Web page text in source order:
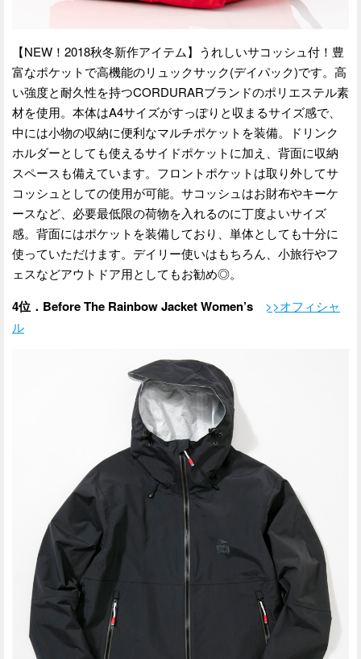
【NEW！2018秋冬新作アイテム】うれしいサコッシュ付！豊
富なポケットで高機能のリュックサック(デイパック)です。高
い強度と耐久性を持つCORDURARブランドのポリエステル素
材を使用。本体はA4サイズがすっぽりと収まるサイズ感で、
中には小物の収納に便利なマルチポケットを装備。ドリンク
ホルダーとしても使えるサイドポケットに加え、背面に収納
スペースも備えています。フロントポケットは取り外してサ
コッシュとしての使用が可能。サコッシュはお財布やキーケ
ースなど、必要最低限の荷物を入れるのに丁度よいサイズ
感。背面にはポケットを装備しており、単体としても十分に
使っていただけます。デイリー使いはもちろん、小旅行やフ
ェスなどアウトドア用としてもお勧め◎。
4位．Before The Rainbow Jacket Women’s
>>オフィシャ
ル